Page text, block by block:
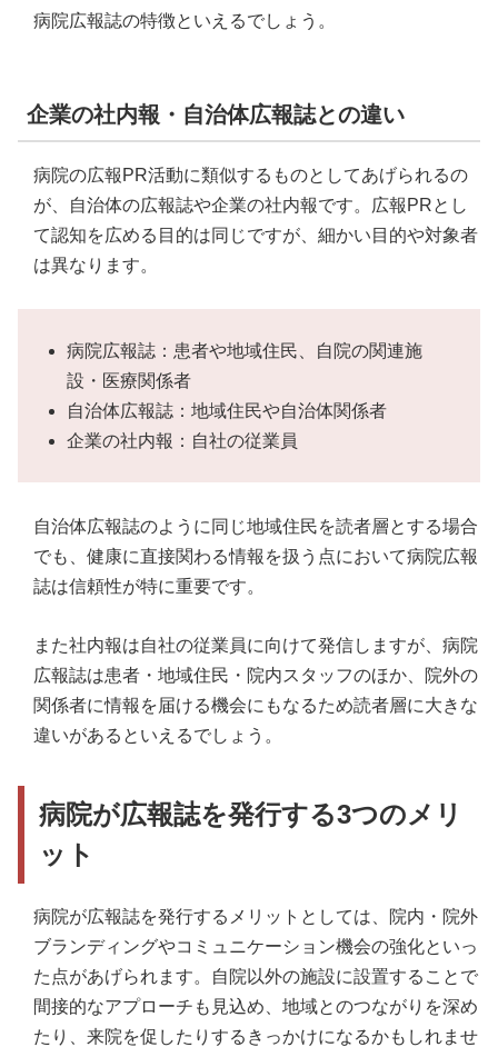
病院広報誌の特徴といえるでしょう。
企業の社内報・自治体広報誌との違い
病院の広報PR活動に類似するものとしてあげられるの
が、自治体の広報誌や企業の社内報です。広報PRとし
て認知を広める目的は同じですが、細かい目的や対象者
は異なります。
病院広報誌：患者や地域住民、自院の関連施
設・医療関係者
自治体広報誌：地域住民や自治体関係者
企業の社内報：自社の従業員
自治体広報誌のように同じ地域住民を読者層とする場合
でも、健康に直接関わる情報を扱う点において病院広報
誌は信頼性が特に重要です。
また社内報は自社の従業員に向けて発信しますが、病院
広報誌は患者・地域住民・院内スタッフのほか、院外の
関係者に情報を届ける機会にもなるため読者層に大きな
違いがあるといえるでしょう。
病院が広報誌を発行する3つのメリ
ット
病院が広報誌を発行するメリットとしては、院内・院外
ブランディングやコミュニケーション機会の強化といっ
た点があげられます。自院以外の施設に設置することで
間接的なアプローチも見込め、地域とのつながりを深め
たり、来院を促したりするきっかけになるかもしれませ